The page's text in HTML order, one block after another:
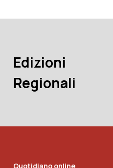
Edizioni
Regionali
Quotidiano online